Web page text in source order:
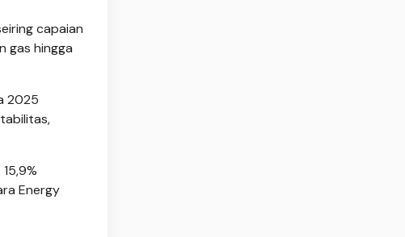
capaian
gas hingga
2025
Energy